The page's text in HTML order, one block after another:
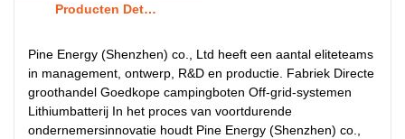
Producten Details
Pine Energy (Shenzhen) co., Ltd heeft een aantal eliteteams
in management, ontwerp, R&D en productie. Fabriek Directe
groothandel Goedkope campingboten Off-grid-systemen
Lithiumbatterij In het proces van voortdurende
ondernemersinnovatie houdt Pine Energy (Shenzhen) co.,